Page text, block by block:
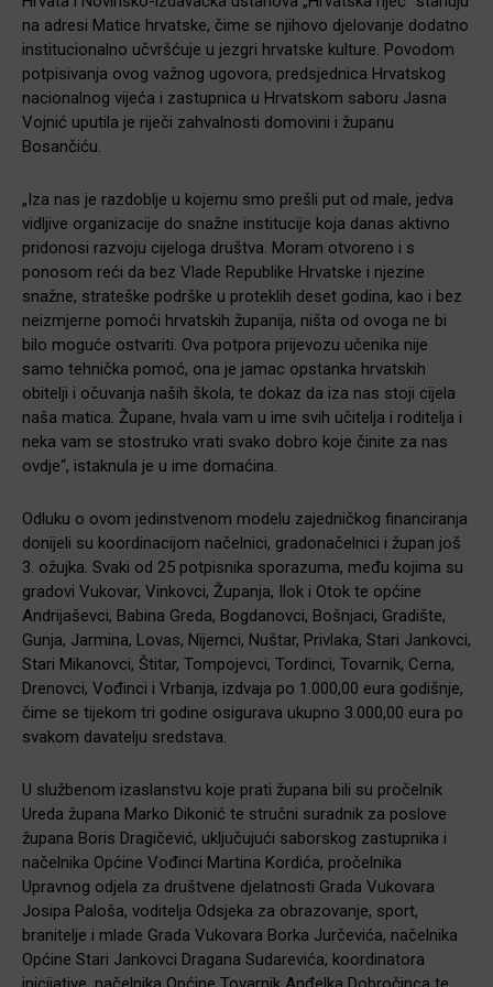
na adresi Matice hrvatske, čime se njihovo djelovanje dodatno
institucionalno učvršćuje u jezgri hrvatske kulture. Povodom
potpisivanja ovog važnog ugovora, predsjednica Hrvatskog
nacionalnog vijeća i zastupnica u Hrvatskom saboru Jasna
Vojnić uputila je riječi zahvalnosti domovini i županu
Bosančiću.
„Iza nas je razdoblje u kojemu smo prešli put od male, jedva
vidljive organizacije do snažne institucije koja danas aktivno
pridonosi razvoju cijeloga društva. Moram otvoreno i s
ponosom reći da bez Vlade Republike Hrvatske i njezine
snažne, strateške podrške u proteklih deset godina, kao i bez
neizmjerne pomoći hrvatskih županija, ništa od ovoga ne bi
bilo moguće ostvariti. Ova potpora prijevozu učenika nije
samo tehnička pomoć, ona je jamac opstanka hrvatskih
obitelji i očuvanja naših škola, te dokaz da iza nas stoji cijela
naša matica. Župane, hvala vam u ime svih učitelja i roditelja i
neka vam se stostruko vrati svako dobro koje činite za nas
ovdje“, istaknula je u ime domaćina.
Odluku o ovom jedinstvenom modelu zajedničkog financiranja
donijeli su koordinacijom načelnici, gradonačelnici i župan još
3. ožujka. Svaki od 25 potpisnika sporazuma, među kojima su
gradovi Vukovar, Vinkovci, Županja, Ilok i Otok te općine
Andrijaševci, Babina Greda, Bogdanovci, Bošnjaci, Gradište,
Gunja, Jarmina, Lovas, Nijemci, Nuštar, Privlaka, Stari Jankovci,
Stari Mikanovci, Štitar, Tompojevci, Tordinci, Tovarnik, Cerna,
Drenovci, Vođinci i Vrbanja, izdvaja po 1.000,00 eura godišnje,
čime se tijekom tri godine osigurava ukupno 3.000,00 eura po
svakom davatelju sredstava.
U službenom izaslanstvu koje prati župana bili su pročelnik
Ureda župana Marko Dikonić te stručni suradnik za poslove
župana Boris Dragičević, uključujući saborskog zastupnika i
načelnika Općine Vođinci Martina Kordića, pročelnika
Upravnog odjela za društvene djelatnosti Grada Vukovara
Josipa Paloša, voditelja Odsjeka za obrazovanje, sport,
branitelje i mlade Grada Vukovara Borka Jurčevića, načelnika
Općine Stari Jankovci Dragana Sudarevića, koordinatora